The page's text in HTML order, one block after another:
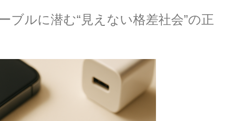
ブルに潜む“見えない格差社会”の正